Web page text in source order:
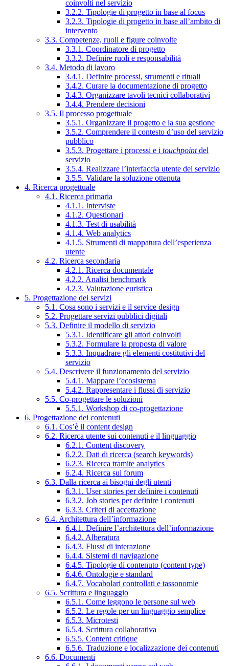
coinvolti nel servizio
3.2.2. Tipologie di progetto in base al focus
3.2.3. Tipologie di progetto in base all’ambito di
intervento
3.3. Competenze, ruoli e figure coinvolte
3.3.1. Coordinatore di progetto
3.3.2. Definire ruoli e responsabilità
3.4. Metodo di lavoro
3.4.1. Definire processi, strumenti e rituali
3.4.2. Curare la documentazione di progetto
3.4.3. Organizzare tavoli tecnici collaborativi
3.4.4. Prendere decisioni
3.5. Il processo progettuale
3.5.1. Organizzare il progetto e la sua gestione
3.5.2. Comprendere il contesto d’uso del servizio
pubblico
3.5.3. Progettare i processi e i touchpointdel
servizio
3.5.4. Realizzare l’interfaccia utente del servizio
3.5.5. Validare la soluzione ottenuta
4. Ricerca progettuale
4.1. Ricerca primaria
4.1.1. Interviste
4.1.2. Questionari
4.1.3. Test di usabilità
4.1.4. Web analytics
4.1.5. Strumenti di mappatura dell’esperienza
utente
4.2. Ricerca secondaria
4.2.1. Ricerca documentale
4.2.2. Analisi benchmark
4.2.3. Valutazione euristica
5. Progettazione dei servizi
5.1. Cosa sono i servizi e il service design
5.2. Progettare servizi pubblici digitali
5.3. Definire il modello di servizio
5.3.1. Identificare gli attori coinvolti
5.3.2. Formulare la proposta di valore
5.3.3. Inquadrare gli elementi costitutivi del
servizio
5.4. Descrivere il funzionamento del servizio
5.4.1. Mappare l’ecosistema
5.4.2. Rappresentare i flussi di servizio
5.5. Co-progettare le soluzioni
5.5.1. Workshop di co-progettazione
6. Progettazione dei contenuti
6.1. Cos’è il content design
6.2. Ricerca utente sui contenuti e il linguaggio
6.2.1. Content discovery
6.2.2. Dati di ricerca (search keywords)
6.2.3. Ricerca tramite analytics
6.2.4. Ricerca sui forum
6.3. Dalla ricerca ai bisogni degli utenti
6.3.1. User stories per definire i contenuti
6.3.2. Job stories per definire i contenuti
6.3.3. Criteri di accettazione
6.4. Architettura dell’informazione
6.4.1. Definire l’architettura dell’informazione
6.4.2. Alberatura
6.4.3. Flussi di interazione
6.4.4. Sistemi di navigazione
6.4.5. Tipologie di contenuto (content type)
6.4.6. Ontologie e standard
6.4.7. Vocabolari controllati e tassonomie
6.5. Scrittura e linguaggio
6.5.1. Come leggono le persone sul web
6.5.2. Le regole per un linguaggio semplice
6.5.3. Microtesti
6.5.4. Scrittura collaborativa
6.5.5. Content critique
6.5.6. Traduzione e localizzazione dei contenuti
6.6. Documenti